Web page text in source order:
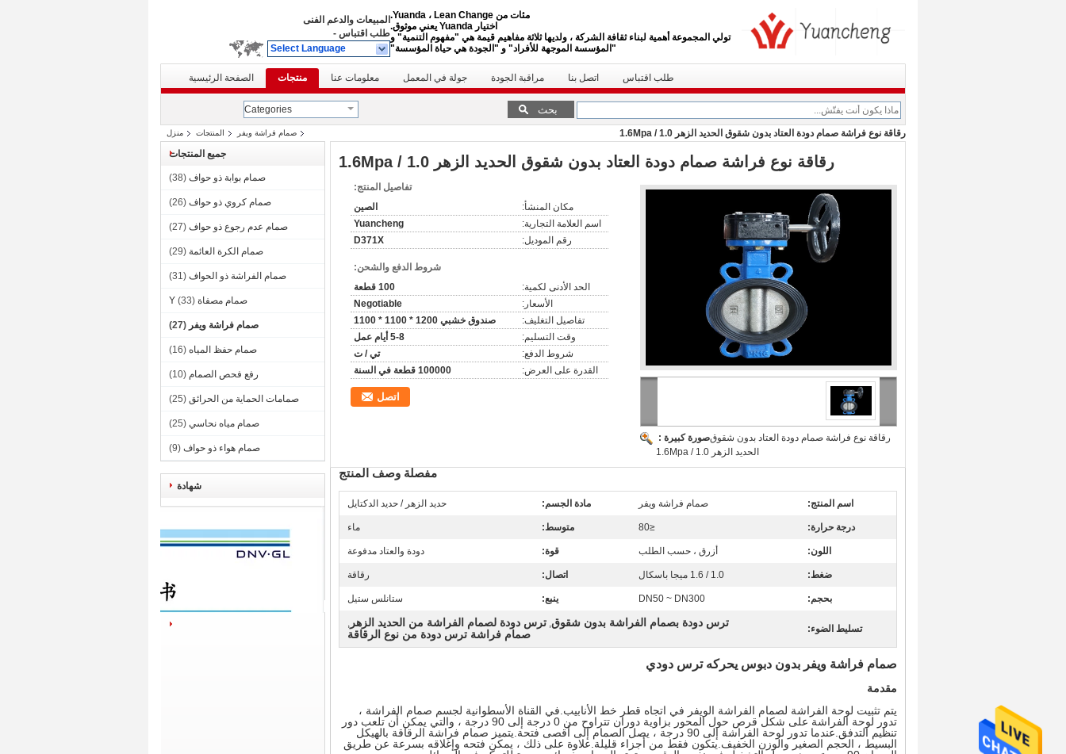
مئات من Yuanda ، Lean Change.
اختيار Yuanda يعني موثوق.
تولي المجموعة أهمية لبناء ثقافة الشركة ، ولديها ثلاثة مفاهيم قيمة هي "مفهوم التنمية" و
"المؤسسة الموجهة للأفراد" و "الجودة هي حياة المؤسسة"
المبيعات والدعم الفنى
طلب اقتباس -
Select Language
الصفحة الرئيسية منتجات معلومات عنا جولة في المعمل مراقبة الجودة اتصل بنا طلب اقتباس
Categories بحث
منزل المنتجات صمام فراشة ويفر
رقاقة نوع فراشة صمام دودة العتاد بدون شقوق الحديد الزهر 1.0 / 1.6Mpa
جميع المنتجات
صمام بوابة ذو حواف (38)
صمام كروي ذو حواف (26)
صمام عدم رجوع ذو حواف (27)
صمام الكرة العائمة (29)
صمام الفراشة ذو الحواف (31)
صمام مصفاة Y (33)
صمام فراشة ويفر (27)
صمام حفظ المياه (16)
رفع فحص الصمام (10)
صمامات الحماية من الحرائق (25)
صمام مياه نحاسي (25)
صمام هواء ذو ​​حواف (9)
شهادة
رقاقة نوع فراشة صمام دودة العتاد بدون شقوق الحديد الزهر 1.0 / 1.6Mpa
صورة كبيرة :رقاقة نوع فراشة صمام دودة العتاد بدون شقوق
الحديد الزهر 1.0 / 1.6Mpa
تفاصيل المنتج:
مكان المنشأ:
الصين
اسم العلامة التجارية:
Yuancheng
رقم الموديل:
D371X
شروط الدفع والشحن:
الحد الأدنى لكمية:
100 قطعة
الأسعار:
Negotiable
تفاصيل التغليف:
صندوق خشبي 1200 * 1100 * 1100
وقت التسليم:
5-8 أيام عمل
شروط الدفع:
تي / ت
القدرة على العرض:
100000 قطعة في السنة
اتصل
مفصلة وصف المنتج
اسم المنتج: صمام فراشة ويفر مادة الجسم: حديد الزهر / حديد الدكتايل
درجة حرارة: ≤80 متوسط: ماء
اللون: أزرق ، حسب الطلب قوة: دودة والعتاد مدفوعة
ضغط: 1.0 / 1.6 ميجا باسكال اتصال: رقاقة
بحجم: DN50 ~ DN300 ينبع: ستانلس ستيل
تسليط الضوء: ترس دودة بصمام الفراشة بدون شقوق, ترس دودة لصمام الفراشة من الحديد الزهر ,
صمام فراشة ترس دودة من نوع الرقاقة
صمام فراشة ويفر بدون دبوس يحركه ترس دودي
مقدمة
يتم تثبيت لوحة الفراشة لصمام الفراشة الويفر في اتجاه قطر خط الأنابيب.في القناة الأسطوانية لجسم صمام الفراشة ،
تدور لوحة الفراشة على شكل قرص حول المحور بزاوية دوران تتراوح من 0 درجة إلى 90 درجة ، والتي يمكن أن تلعب دور
تنظيم التدفق.عندما تدور لوحة الفراشة إلى 90 درجة ، يصل الصمام إلى أقصى فتحة.يتميز صمام فراشة الرقاقة بالهيكل
البسيط ، الحجم الصغير والوزن الخفيف.يتكون فقط من أجزاء قليلة.علاوة على ذلك ، يمكن فتحه وإغلاقه بسرعة عن طريق